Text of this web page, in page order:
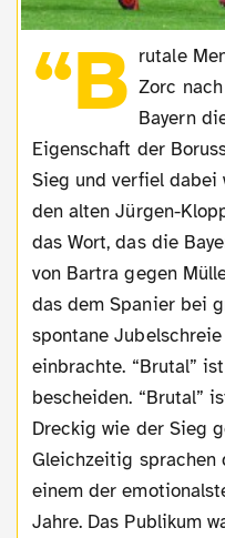
“B rutale
Zorc
Bayern
Eigenschaft der
Sieg und verfiel dabei
den alten Jürgen-
das Wort, das die
von Bartra gegen
das dem Spanier bei
spontane
einbrachte. “Brutal”
bescheiden. “Brutal”
Dreckig wie der Sieg
Gleichzeitig sprachen
einem der
Jahre. Das Publikum